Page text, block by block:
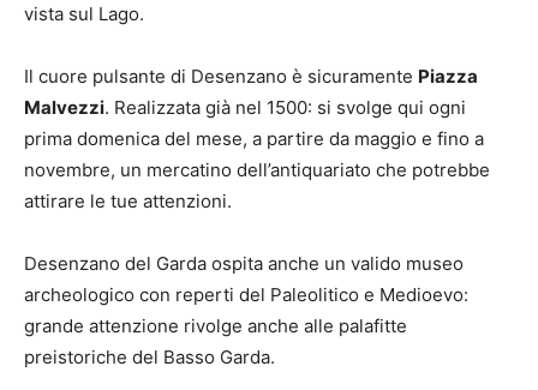
vista sul Lago.
Il cuore pulsante di Desenzano è sicuramente Piazza
Malvezzi. Realizzata già nel 1500: si svolge qui ogni
prima domenica del mese, a partire da maggio e fino a
novembre, un mercatino dell’antiquariato che potrebbe
attirare le tue attenzioni.
Desenzano del Garda ospita anche un valido museo
archeologico con reperti del Paleolitico e Medioevo:
grande attenzione rivolge anche alle palafitte
preistoriche del Basso Garda.